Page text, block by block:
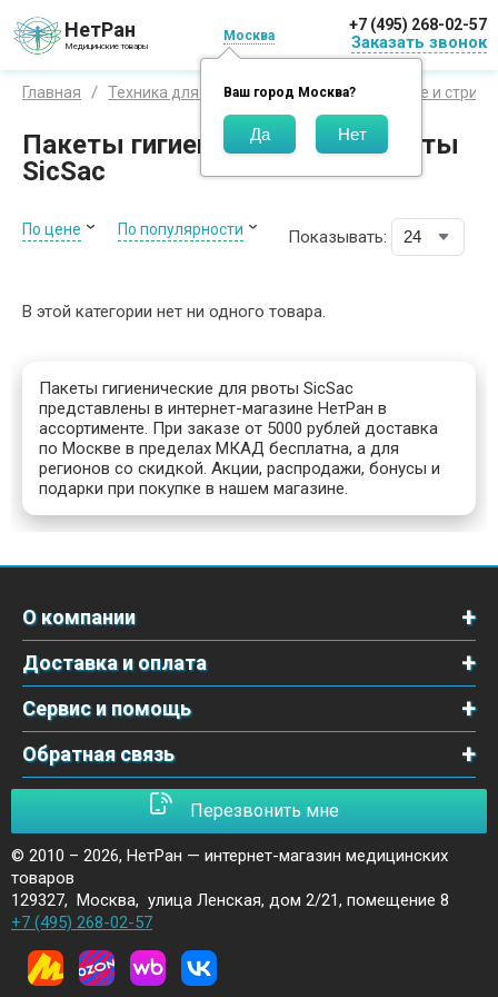
НетРан
Медицинские товары
Москва
Ваш город Москва?
+7 (495) 268-02-57
Заказать звонок
Главная Техника для красоты и здоровья Бритье и
Пакеты гигиенические для рвоты
SicSac
По цене По популярности Показывать:
В этой категории нет ни одного товара.
Пакеты гигиенические для рвоты SicSac
представлены в интернет-магазине НетРан в
ассортименте. При заказе от 5000 рублей доставка
по Москве в пределах МКАД бесплатна, а для
регионов со скидкой. Акции, распродажи, бонусы и
подарки при покупке в нашем магазине.
О компании
Доставка и оплата
Сервис и помощь
Обратная связь
Перезвонить мне
© 2010 – 2026, НетРан — интернет-магазин медицинских
товаров
129327, Москва, улица Ленская, дом 2/21, помещение 8
+7 (495) 268-02-57